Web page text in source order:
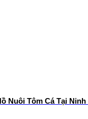
Nuôi Tôm Cá Tại